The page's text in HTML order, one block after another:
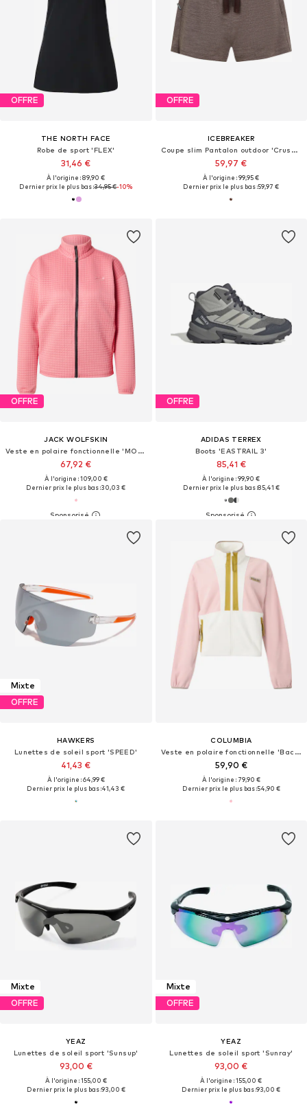
OFFRE
THE NORTH FACE
Robe de sport 'FLEX'
31,46 €
À l'origine : 89,90 €
Dernier prix le plus bas :34,95 €-10%
OFFRE
ICEBREAKER
Coupe slim Pantalon outdoor 'Crush II'
59,97 €
À l'origine : 99,95 €
Dernier prix le plus bas :59,97 €
OFFRE
JACK WOLFSKIN
Veste en polaire fonctionnelle 'MOGARI'
67,92 €
À l'origine : 109,00 €
Dernier prix le plus bas :30,03 €
OFFRE
ADIDAS TERREX
Boots 'EASTRAIL 3'
85,41 €
À l'origine : 99,90 €
Dernier prix le plus bas :85,41 €
Mixte
OFFRE
HAWKERS
Lunettes de soleil sport 'SPEED'
41,43 €
À l'origine : 64,99 €
Dernier prix le plus bas :41,43 €
COLUMBIA
Veste en polaire fonctionnelle 'Backbowl™ II'
59,90 €
À l'origine : 79,90 €
Dernier prix le plus bas :54,90 €
Mixte
OFFRE
YEAZ
Lunettes de soleil sport 'Sunsup'
93,00 €
À l'origine : 155,00 €
Dernier prix le plus bas :93,00 €
Mixte
OFFRE
YEAZ
Lunettes de soleil sport 'Sunray'
93,00 €
À l'origine : 155,00 €
Dernier prix le plus bas :93,00 €